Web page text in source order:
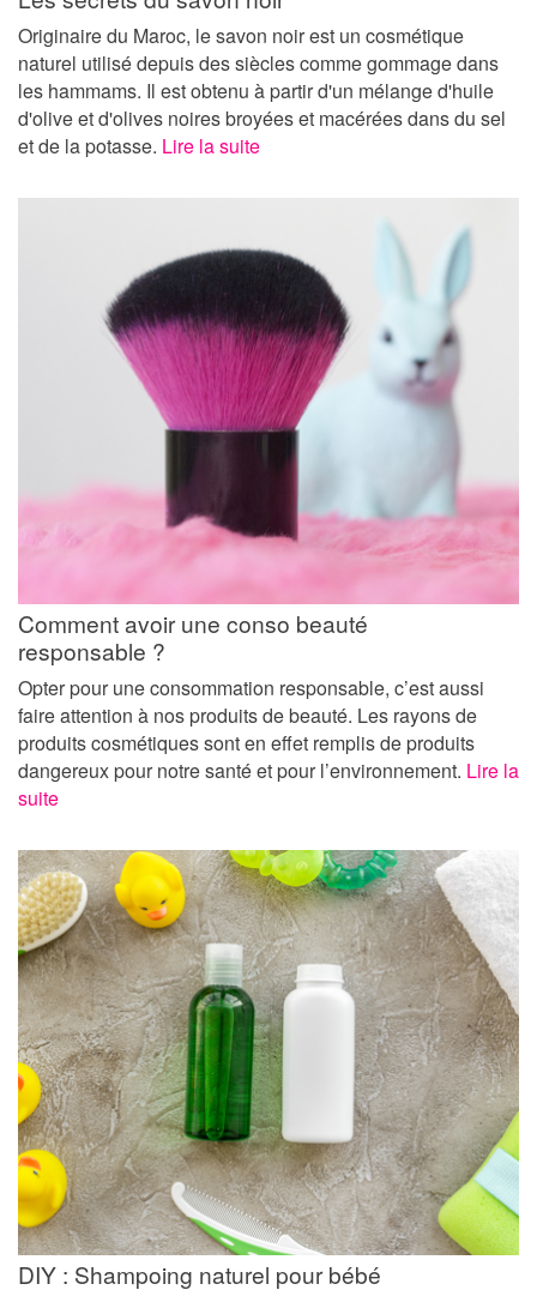
Originaire du Maroc, le savon noir est un cosmétique
naturel utilisé depuis des siècles comme gommage dans
les hammams. Il est obtenu à partir d'un mélange d'huile
d'olive et d'olives noires broyées et macérées dans du sel
et de la potasse. Lire la suite
Comment avoir une conso beauté
responsable ?
Opter pour une consommation responsable, c’est aussi
faire attention à nos produits de beauté. Les rayons de
produits cosmétiques sont en effet remplis de produits
dangereux pour notre santé et pour l’environnement. Lire la
suite
DIY : Shampoing naturel pour bébé